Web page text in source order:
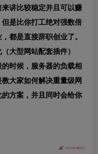
讲比较稳定并且可以赚
是比你打工绝对强数倍
都是直接辞职创业了。
大型网站配套插件）
时候，服务器的负载相
大家如何解决重量级网
方案，并且同时会给你